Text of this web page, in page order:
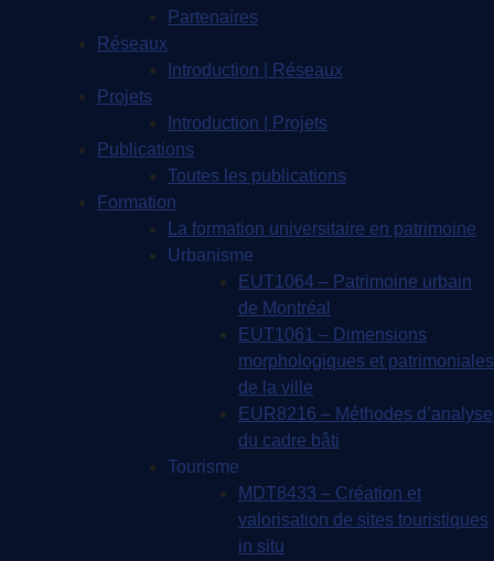
Partenaires
Réseaux
Introduction | Réseaux
Projets
Introduction | Projets
Publications
Toutes les publications
Formation
La formation universitaire en patrimoine
Urbanisme
EUT1064 – Patrimoine urbain
de Montréal
EUT1061 – Dimensions
morphologiques et patrimoniales
de la ville
EUR8216 – Méthodes d’analyse
du cadre bâti
Tourisme
MDT8433 – Création et
valorisation de sites touristiques
in situ